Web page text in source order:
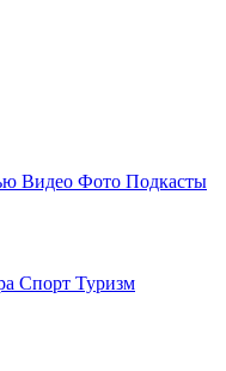
Видео Фото Подкасты
Спорт Туризм